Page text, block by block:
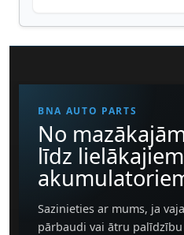
BNA AUTO PARTS
No
līdz lielākajiem
Sazinieties ar mums, ja
pārbaudi vai ātru